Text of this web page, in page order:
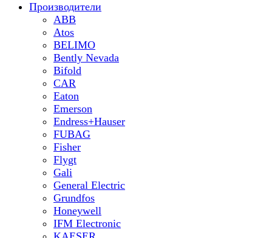
Производители
ABB
Atos
BELIMO
Bently Nevada
Bifold
CAR
Eaton
Emerson
Endress+Hauser
FUBAG
Fisher
Flygt
Gali
General Electric
Grundfos
Honeywell
IFM Electronic